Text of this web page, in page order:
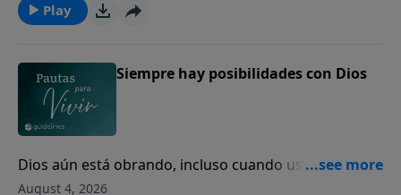
Play
Siempre hay posibilidades con Dios
Dios aún está obrando, incluso cuando usted no
puede ver el final.
August 4, 2026